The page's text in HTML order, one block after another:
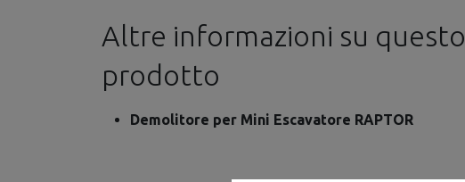
Altre informazioni su questo
prodotto
Demolitore per Mini Escavatore RAPTOR